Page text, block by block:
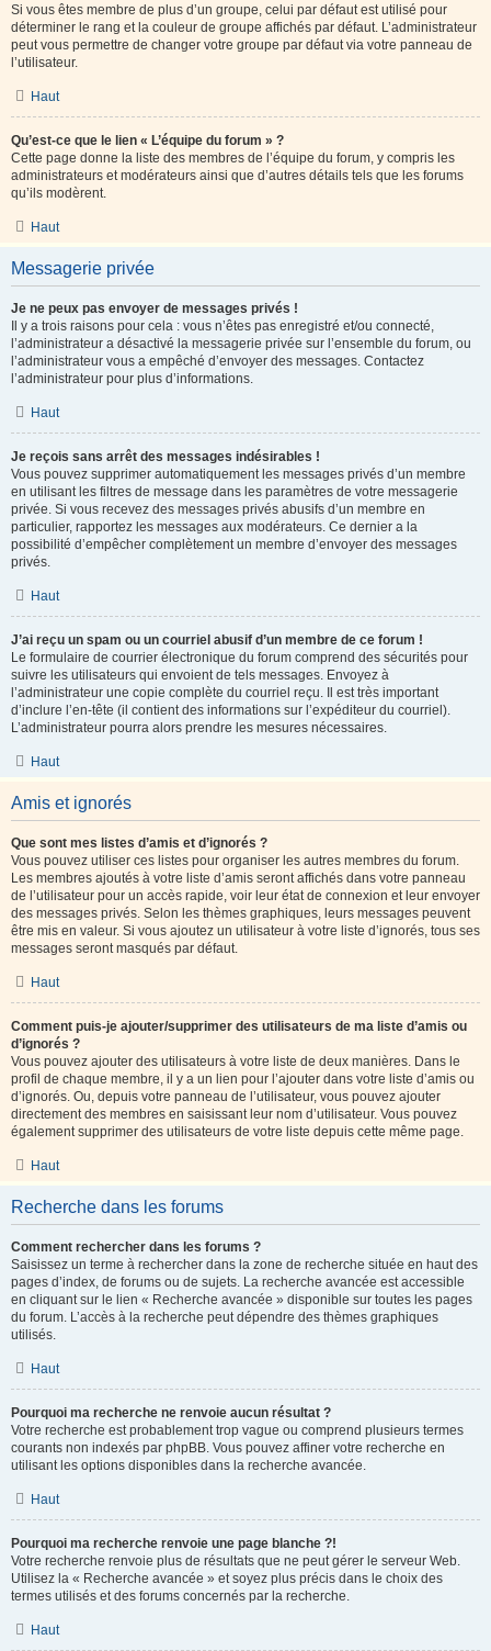
Si vous êtes membre de plus d’un groupe, celui par défaut est utilisé pour
déterminer le rang et la couleur de groupe affichés par défaut. L’administrateur
peut vous permettre de changer votre groupe par défaut via votre panneau de
l’utilisateur.
Haut
Qu’est-ce que le lien « L’équipe du forum » ?
Cette page donne la liste des membres de l’équipe du forum, y compris les
administrateurs et modérateurs ainsi que d’autres détails tels que les forums
qu’ils modèrent.
Haut
Messagerie privée
Je ne peux pas envoyer de messages privés !
Il y a trois raisons pour cela : vous n’êtes pas enregistré et/ou connecté,
l’administrateur a désactivé la messagerie privée sur l’ensemble du forum, ou
l’administrateur vous a empêché d’envoyer des messages. Contactez
l’administrateur pour plus d’informations.
Haut
Je reçois sans arrêt des messages indésirables !
Vous pouvez supprimer automatiquement les messages privés d’un membre
en utilisant les filtres de message dans les paramètres de votre messagerie
privée. Si vous recevez des messages privés abusifs d’un membre en
particulier, rapportez les messages aux modérateurs. Ce dernier a la
possibilité d’empêcher complètement un membre d’envoyer des messages
privés.
Haut
J’ai reçu un spam ou un courriel abusif d’un membre de ce forum !
Le formulaire de courrier électronique du forum comprend des sécurités pour
suivre les utilisateurs qui envoient de tels messages. Envoyez à
l’administrateur une copie complète du courriel reçu. Il est très important
d’inclure l’en-tête (il contient des informations sur l’expéditeur du courriel).
L’administrateur pourra alors prendre les mesures nécessaires.
Haut
Amis et ignorés
Que sont mes listes d’amis et d’ignorés ?
Vous pouvez utiliser ces listes pour organiser les autres membres du forum.
Les membres ajoutés à votre liste d’amis seront affichés dans votre panneau
de l’utilisateur pour un accès rapide, voir leur état de connexion et leur envoyer
des messages privés. Selon les thèmes graphiques, leurs messages peuvent
être mis en valeur. Si vous ajoutez un utilisateur à votre liste d’ignorés, tous ses
messages seront masqués par défaut.
Haut
Comment puis-je ajouter/supprimer des utilisateurs de ma liste d’amis ou
d’ignorés ?
Vous pouvez ajouter des utilisateurs à votre liste de deux manières. Dans le
profil de chaque membre, il y a un lien pour l’ajouter dans votre liste d’amis ou
d’ignorés. Ou, depuis votre panneau de l’utilisateur, vous pouvez ajouter
directement des membres en saisissant leur nom d’utilisateur. Vous pouvez
également supprimer des utilisateurs de votre liste depuis cette même page.
Haut
Recherche dans les forums
Comment rechercher dans les forums ?
Saisissez un terme à rechercher dans la zone de recherche située en haut des
pages d’index, de forums ou de sujets. La recherche avancée est accessible
en cliquant sur le lien « Recherche avancée » disponible sur toutes les pages
du forum. L’accès à la recherche peut dépendre des thèmes graphiques
utilisés.
Haut
Pourquoi ma recherche ne renvoie aucun résultat ?
Votre recherche est probablement trop vague ou comprend plusieurs termes
courants non indexés par phpBB. Vous pouvez affiner votre recherche en
utilisant les options disponibles dans la recherche avancée.
Haut
Pourquoi ma recherche renvoie une page blanche ?!
Votre recherche renvoie plus de résultats que ne peut gérer le serveur Web.
Utilisez la « Recherche avancée » et soyez plus précis dans le choix des
termes utilisés et des forums concernés par la recherche.
Haut